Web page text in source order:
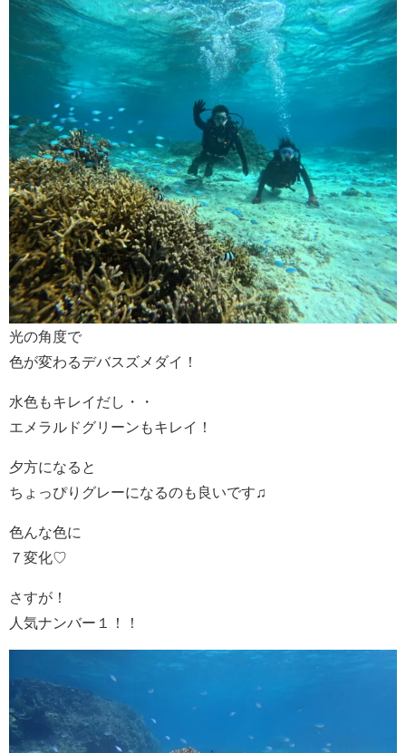
光の角度で
色が変わるデバスズメダイ！
水色もキレイだし・・
エメラルドグリーンもキレイ！
夕方になると
ちょっぴりグレーになるのも良いです♫
色んな色に
７変化♡
さすが！
人気ナンバー１！！